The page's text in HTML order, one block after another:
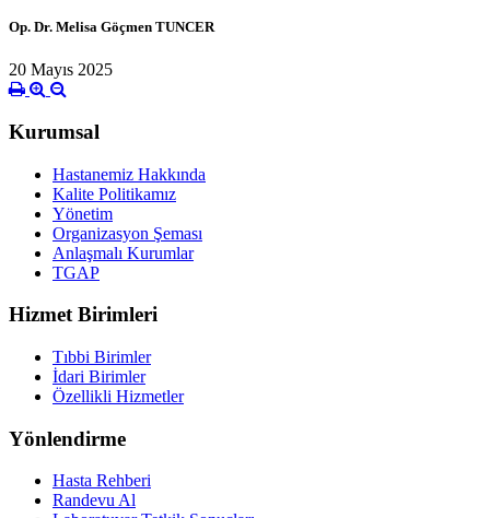
Op. Dr. Melisa Göçmen TUNCER
20 Mayıs 2025
Kurumsal
Hastanemiz Hakkında
Kalite Politikamız
Yönetim
Organizasyon Şeması
Anlaşmalı Kurumlar
TGAP
Hizmet Birimleri
Tıbbi Birimler
İdari Birimler
Özellikli Hizmetler
Yönlendirme
Hasta Rehberi
Randevu Al